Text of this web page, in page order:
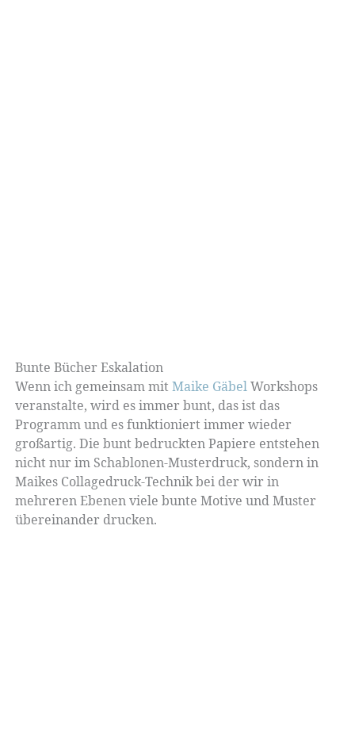
Bunte Bücher Eskalation
Wenn ich gemeinsam mitMaike GäbelWorkshops
veranstalte, wird es immer bunt, das ist das
Programm und es funktioniert immer wieder
großartig. Die bunt bedruckten Papiere entstehen
nicht nur im Schablonen-Musterdruck, sondern in
Maikes Collagedruck-Technik bei der wir in
mehreren Ebenen viele bunte Motive und Muster
übereinander drucken.